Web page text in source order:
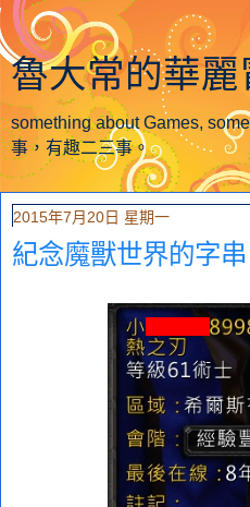
魯大常的華麗
something about Games,
事，有趣二三事。
2015年7月20日 星期一
紀念魔獸世界的字